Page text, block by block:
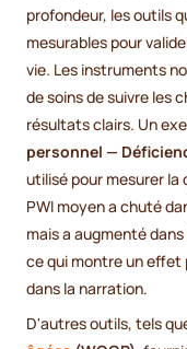
profondeur, les outils
mesurables pour
vie. Les instruments
de soins de suivre les
résultats clairs. Un
personnel —
utilisé pour mesurer la
PWI moyen a chuté
mais a augmenté
ce qui montre un effet
dans la narration.
D'autres outils, tels